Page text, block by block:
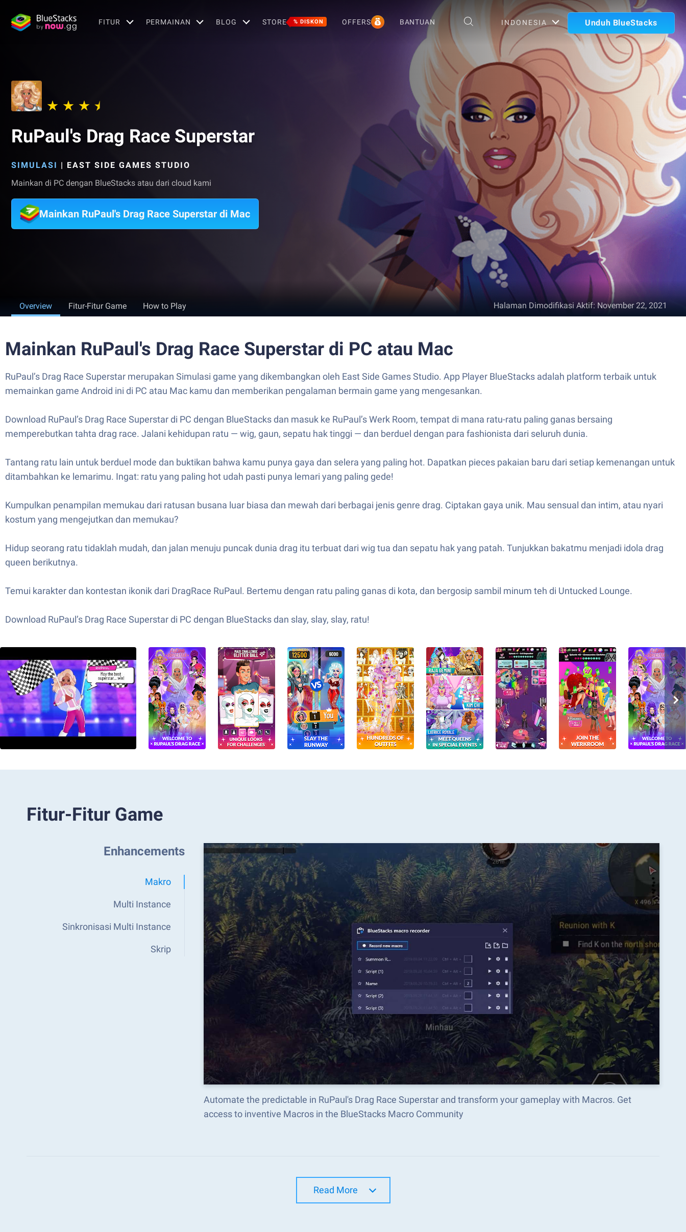
FITUR PERMAINAN BLOG STORE % DISKON OFFERS BANTUAN INDONESIA Unduh BlueStacks
RuPaul's Drag Race Superstar
SIMULASI | EAST SIDE GAMES STUDIO
Mainkan di PC dengan BlueStacks atau dari cloud kami
Mainkan RuPaul's Drag Race Superstar di Mac
Overview Fitur-Fitur Game How to Play Halaman Dimodifikasi Aktif:November 22, 2021
Mainkan RuPaul's Drag Race Superstar di PC atau Mac
RuPaul’s Drag Race Superstar merupakan Simulasi game yang dikembangkan oleh East Side Games Studio. App Player BlueStacks adalah platform terbaik untuk
memainkan game Android ini di PC atau Mac kamu dan memberikan pengalaman bermain game yang mengesankan.
Download RuPaul’s Drag Race Superstar di PC dengan BlueStacks dan masuk ke RuPaul’s Werk Room, tempat di mana ratu-ratu paling ganas bersaing
memperebutkan tahta drag race. Jalani kehidupan ratu — wig, gaun, sepatu hak tinggi — dan berduel dengan para fashionista dari seluruh dunia.
Tantang ratu lain untuk berduel mode dan buktikan bahwa kamu punya gaya dan selera yang paling hot. Dapatkan pieces pakaian baru dari setiap kemenangan untuk
ditambahkan ke lemarimu. Ingat: ratu yang paling hot udah pasti punya lemari yang paling gede!
Kumpulkan penampilan memukau dari ratusan busana luar biasa dan mewah dari berbagai jenis genre drag. Ciptakan gaya unik. Mau sensual dan intim, atau nyari
kostum yang mengejutkan dan memukau?
Hidup seorang ratu tidaklah mudah, dan jalan menuju puncak dunia drag itu terbuat dari wig tua dan sepatu hak yang patah. Tunjukkan bakatmu menjadi idola drag
queen berikutnya.
Temui karakter dan kontestan ikonik dari DragRace RuPaul. Bertemu dengan ratu paling ganas di kota, dan bergosip sambil minum teh di Untucked Lounge.
Download RuPaul’s Drag Race Superstar di PC dengan BlueStacks dan slay, slay, slay, ratu!
Fitur-Fitur Game
Enhancements
Makro
Multi Instance
Sinkronisasi Multi Instance
Skrip
Automate the predictable in RuPaul's Drag Race Superstar and transform your gameplay with Macros. Get
access to inventive Macros in the BlueStacks Macro Community
Read More